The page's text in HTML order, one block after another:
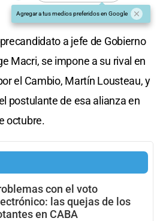
Agregar a tus medios preferidos en Google
a jefe de Gobierno
Macri, se impone a su rival en
el Cambio, Martín Lousteau, y
postulante de esa alianza en
octubre.
con el voto
las quejas de los
en CABA